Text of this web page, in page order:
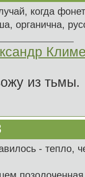
когда
органична,
из тьмы.
- тепло,